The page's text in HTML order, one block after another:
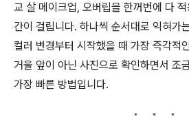
교 살 메이크업, 오버립을 한꺼번에 다
간이 걸립니다. 하나씩 순서대로 익혀가
컬러 변경부터 시작했을 때 가장 즉각적
거울 앞이 아닌 사진으로 확인하면서 조
가장 빠른 방법입니다.